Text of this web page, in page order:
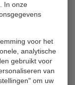
In onze
voor het
analytische
gebruikt voor
van
om uw